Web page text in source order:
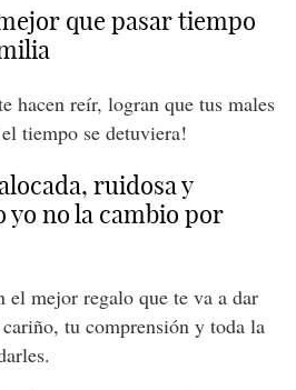
que pasar tiempo
hacen reír, logran que tus males
tiempo se detuviera!
ruidosa y
yo no la cambio por
el mejor regalo que te va a dar
tu comprensión y toda la